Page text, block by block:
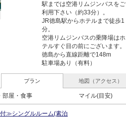
駅までは空港リムジンバスをご
利用下さい（約33分）。
JR徳島駅からホテルまで徒歩1
分。
空港リムジンバスの乗降場はホ
テルすぐ目の前にございます。
徳島から直線距離で148m
駐車場あり（有料）
プラン 地図（アクセス）
部屋・食事 マイル(目安)
≫シングルルーム(素泊